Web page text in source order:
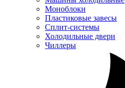
Моноблоки
Пластиковые завесы
Сплит-системы
Холодильные двери
Чиллеры